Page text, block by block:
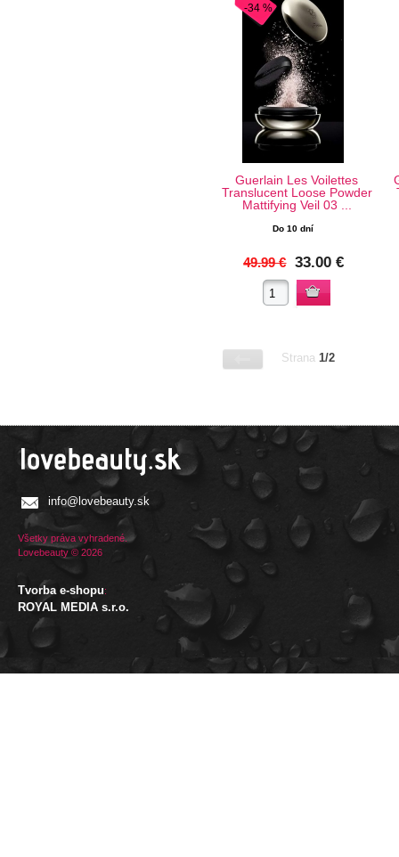
-34 %
Guerlain Les Voilettes
Translucent Loose Powder
Mattifying Veil 03 ...
Do 10 dní
49.99 € 33.00 €
Strana 1/2
info@lovebeauty.sk
Všetky práva vyhradené.
Lovebeauty © 2026
Tvorba e-shopu:
ROYAL MEDIA s.r.o.